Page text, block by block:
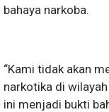
bahaya narkoba.
“Kami tidak akan
narkotika di
ini menjadi bukti